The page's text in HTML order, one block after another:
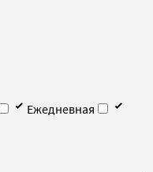
Ежедневная